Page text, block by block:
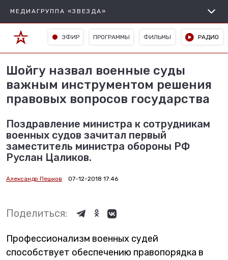
МЕДИАГРУППА «ЗВЕЗДА»
ЭФИР ПРОГРАММЫ ФИЛЬМЫ РАДИО
Шойгу назвал военные суды
важным инструментом решения
правовых вопросов государства
Поздравление министра к сотрудникам
военных судов зачитал первый
заместитель министра обороны РФ
Руслан Цаликов.
Александр Пешков 07-12-2018 17:46
Поделиться:
Профессионализм военных судей
способствует обеспечению правопорядка в